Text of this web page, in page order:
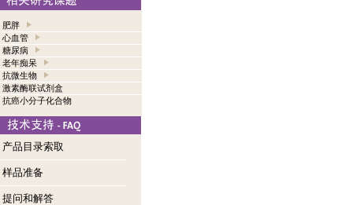
肥胖
心血管
糖尿病
老年痴呆
抗微生物
激素酶联试剂盒
抗癌小分子化合物
产品目录索取
样品准备
提问和解答